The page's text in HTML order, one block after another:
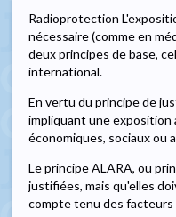
Radioprotection
nécessaire (comme en
deux principes de base,
international.
En vertu du principe de
impliquant une
économiques, sociaux ou
Le principe ALARA, ou
justifiées, mais qu'elles
compte tenu des facteurs